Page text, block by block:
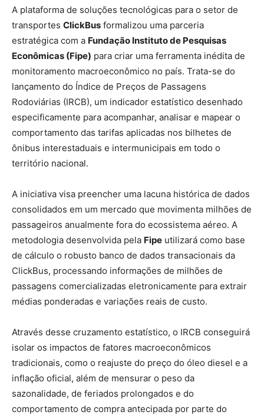
A plataforma de soluções tecnológicas para o setor de
transportes ClickBus formalizou uma parceria
estratégica com a Fundação Instituto de Pesquisas
Econômicas (Fipe) para criar uma ferramenta inédita de
monitoramento macroeconômico no país. Trata-se do
lançamento do Índice de Preços de Passagens
Rodoviárias (IRCB), um indicador estatístico desenhado
especificamente para acompanhar, analisar e mapear o
comportamento das tarifas aplicadas nos bilhetes de
ônibus interestaduais e intermunicipais em todo o
território nacional.
A iniciativa visa preencher uma lacuna histórica de dados
consolidados em um mercado que movimenta milhões de
passageiros anualmente fora do ecossistema aéreo. A
metodologia desenvolvida pela Fipe utilizará como base
de cálculo o robusto banco de dados transacionais da
ClickBus, processando informações de milhões de
passagens comercializadas eletronicamente para extrair
médias ponderadas e variações reais de custo.
Através desse cruzamento estatístico, o IRCB conseguirá
isolar os impactos de fatores macroeconômicos
tradicionais, como o reajuste do preço do óleo diesel e a
inflação oficial, além de mensurar o peso da
sazonalidade, de feriados prolongados e do
comportamento de compra antecipada por parte do